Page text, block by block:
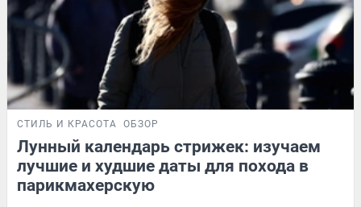
СТИЛЬ И КРАСОТА ОБЗОР
Лунный календарь стрижек: изучаем
лучшие и худшие даты для похода в
парикмахерскую